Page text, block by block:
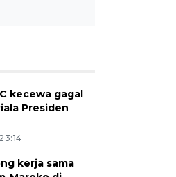
kecewa gagal
Presiden
kerja sama